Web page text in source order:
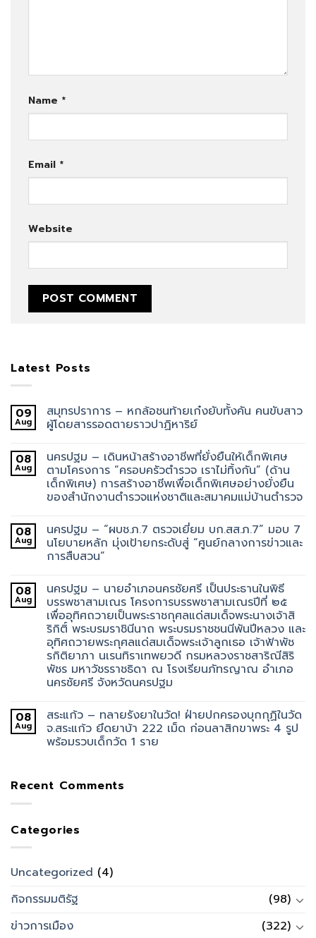
Name *
Email *
Website
Latest Posts
09
Aug
สมุทรปราการ – หกล้อชนท้ายเก๋งยับทั้งคัน คนขับสาว
ผู้โดยสารรอดตายราวปาฏิหาริย์
08
Aug
นครปฐม – เดินหน้าสร้างอาชีพที่ยั่งยืนให้เด็กพิเศษ
ตามโครงการ “ครอบครัวตำรวจ เราไม่ทิ้งกัน” (ด้าน
เด็กพิเศษ) การสร้างอาชีพเพื่อเด็กพิเศษอย่างยั่งยืน
ของสำนักงานตำรวจแห่งชาติและสมาคมแม่บ้านตำรวจ
08
Aug
นครปฐม – “ผบช.ภ.7 ตรวจเยี่ยม บก.สส.ภ.7” มอบ 7
นโยบายหลัก มุ่งเป้ายกระดับสู่ “ศูนย์กลางการข่าวและ
การสืบสวน”
08
Aug
นครปฐม – นายอำเภอนครชัยศรี เป็นประธานในพิธี
บรรพชาสามเณร โครงการบรรพชาสามเณรปีที่ ๒๕
เพื่ออุทิศถวายเป็นพระราชกุศลแด่สมเด็จพระนางเจ้าสิ
ริกิติ์ พระบรมราชินีนาถ พระบรมราชชนนีพันปีหลวง และ
อุทิศถวายพระกุศลแด่สมเด็จพระเจ้าลูกเธอ เจ้าฟ้าพัช
รกิติยาภา นเรนทิราเทพยวดี กรมหลวงราชสาริณีสิริ
พัชร มหาวัชรราชธิดา ณ โรงเรียนภัทรญาณ อำเภอ
นครชัยศรี จังหวัดนครปฐม
08
Aug
สระแก้ว – ทลายรังยาในวัด! ฝ่ายปกครองบุกกุฏิในวัด
จ.สระแก้ว ยึดยาบ้า 222 เม็ด ก่อนลาสิกขาพระ 4 รูป
พร้อมรวบเด็กวัด 1 ราย
Recent Comments
Categories
Uncategorized (4)
กิจกรรมมติรัฐ
(98)
ข่าวการเมือง
(322)